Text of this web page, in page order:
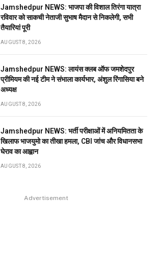
Jamshedpur NEWS: भाजपा की विशाल तिरंगा यात्रा
रविवार को साकची नेताजी सुभाष मैदान से निकलेगी, सभी
तैयारियां पूरी
AUGUST 8, 2026
Jamshedpur NEWS: लायंस क्लब ऑफ जमशेदपुर
प्रीमियम की नई टीम ने संभाला कार्यभार, अंशुल रिंगासिया बने
अध्यक्ष
AUGUST 8, 2026
Jamshedpur NEWS: भर्ती परीक्षाओं में अनियमितता के
खिलाफ भाजयुमो का तीखा हमला, CBI जांच और विधानसभा
घेराव का आह्वान
AUGUST 8, 2026
Advertisement